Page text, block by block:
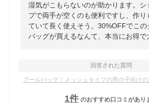
湿気がこもらないのが助かります。シ
プで両手が空くのも便利ですし、作り
ていて長く使えそう。30%OFFでこ
バッグが買えるなんて、本当にお得で
回答された質問
プールバッグ｜メッシュタイプの男の子向けの
1件 のおすすめ口コミがあり